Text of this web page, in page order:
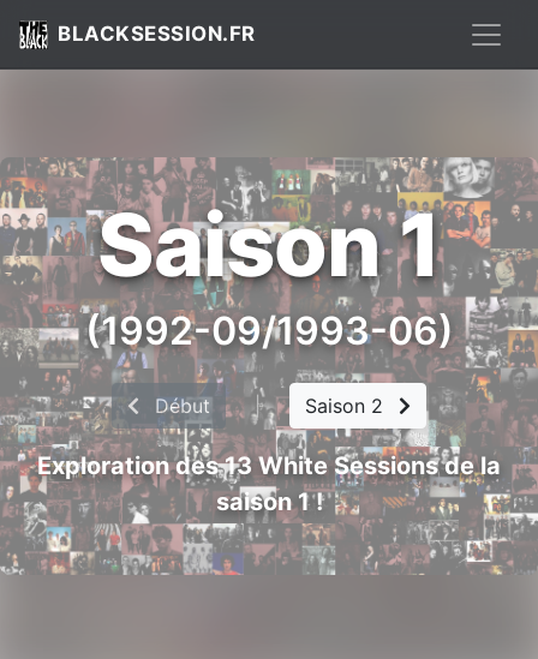
BLACKSESSION.FR
Saison 1
(1992-09/1993-06)
Début | Saison 2
Exploration des 13 White Sessions de la
saison 1 !